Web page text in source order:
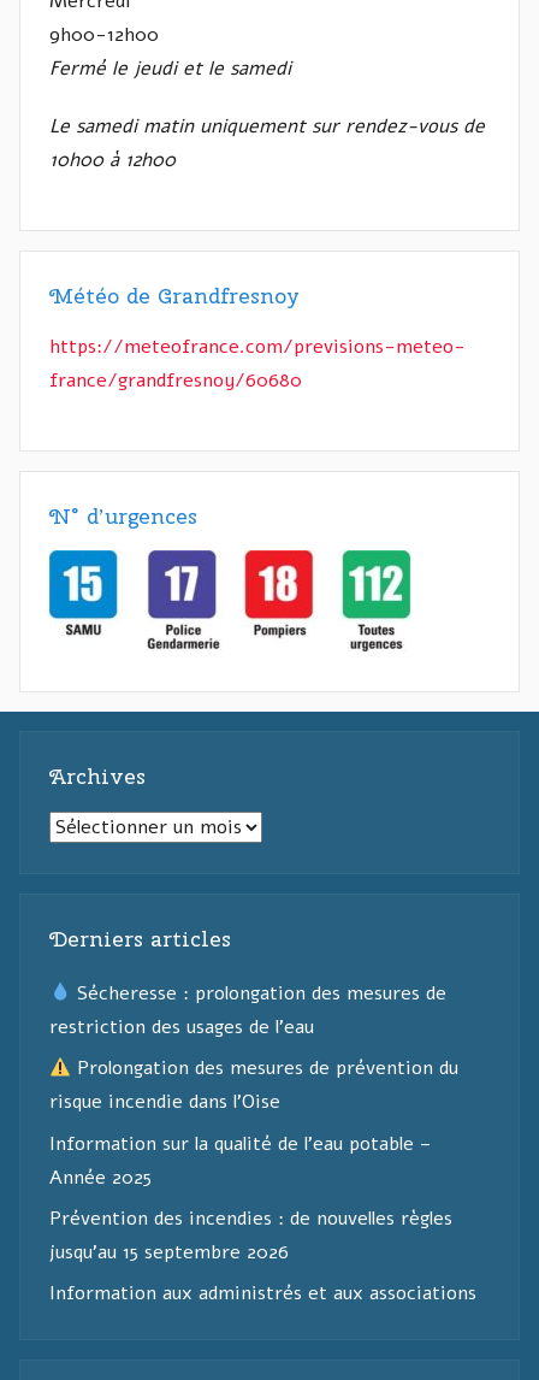
9h00-12h00
Fermé le jeudi et le samedi
Le samedi matin uniquement sur rendez-vous de
10h00 à 12h00
Météo de Grandfresnoy
https://meteofrance.com/previsions-meteo-
france/grandfresnoy/60680
N° d’urgences
Archives
Archives
Derniers articles
Sécheresse : prolongation des mesures de
restriction des usages de l’eau
Prolongation des mesures de prévention du
risque incendie dans l’Oise
Information sur la qualité de l’eau potable –
Année 2025
Prévention des incendies : de nouvelles règles
jusqu’au 15 septembre 2026
Information aux administrés et aux associations